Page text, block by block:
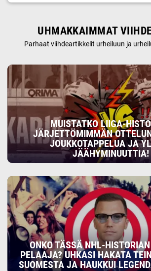
UHMAKKAIMMAT
Parhaat viihdeartikkelit urheiluun ja
MUISTATKO LIIGA-
JÄRJETTÖMIMMÄN
JOUKKOTAPPELUA JA
JÄÄHYMINUUTTIA!
ONKO TÄSSÄ NHL-
PELAAJA? UHKASI HAKATA
SUOMESTA JA HAUKKUI